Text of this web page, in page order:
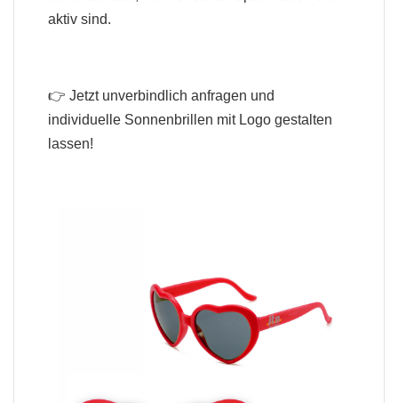
aktiv sind.
👉 Jetzt unverbindlich anfragen und
individuelle Sonnenbrillen mit Logo gestalten
lassen!